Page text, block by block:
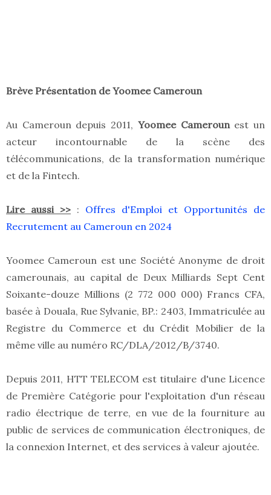
Brève Présentation de Yoomee Cameroun
Au Cameroun depuis 2011, Yoomee Camerounest un
acteur incontournable de la scène des
télécommunications, de la transformation numérique
et de la Fintech.
Lire aussi >> : Offres d'Emploi et Opportunités de
Recrutement au Cameroun en 2024
Yoomee Cameroun est une Société Anonyme de droit
camerounais, au capital de Deux Milliards Sept Cent
Soixante-douze Millions (2 772 000 000) Francs CFA,
basée à Douala, Rue Sylvanie, BP.: 2403, Immatriculée au
Registre du Commerce et du Crédit Mobilier de la
même ville au numéro RC/DLA/2012/B/3740.
Depuis 2011, HTT TELECOM est titulaire d'une Licence
de Première Catégorie pour l'exploitation d'un réseau
radio électrique de terre, en vue de la fourniture au
public de services de communication électroniques, de
la connexion Internet, et des services à valeur ajoutée.